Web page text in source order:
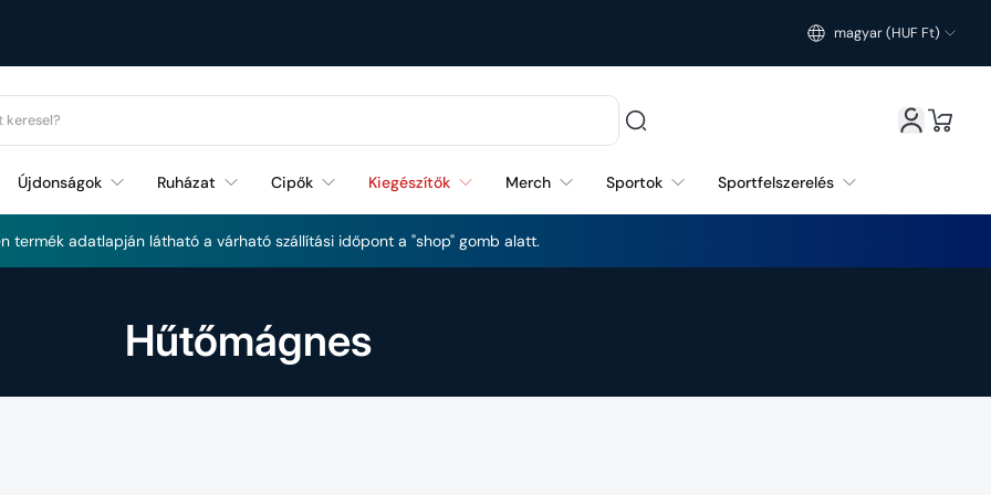
magyar (HUF Ft)
Újdonságok Ruházat Cipők Kiegészítők Merch Sportok Sportfelszerelés
termék adatlapján látható a várható szállítási időpont a "shop" gomb alatt.
Hűtőmágnes